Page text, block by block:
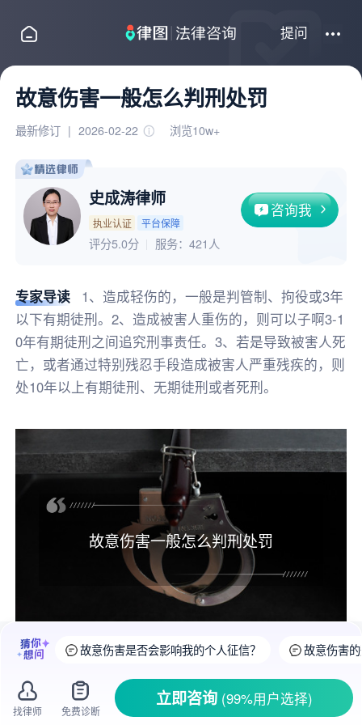
提问
故意伤害一般怎么判刑处罚
最新修订 | 2026-02-22 浏览10w+
史成涛律师
执业认证 平台保障
咨询我
评分5.0分 服务： 421人
专家导读
1、造成轻伤的，一般是判管制、拘役或3年
以下有期徒刑。2、造成被害人重伤的，则可以子啊3-1
0年有期徒刑之间追究刑事责任。3、若是导致被害人死
亡，或者通过特别残忍手段造成被害人严重残疾的，则
处10年以上有期徒刑、无期徒刑或者死刑。
故意伤害一般怎么判刑处罚
根据我国 刑法的规定，根据具体伤害情形，
损害程度的不同，
量刑标准也有所不同，具体如
故意伤害是否会影响我的个人征信？ 故意伤害
找律师 免费诊断
立即咨询 (99%用户选择)